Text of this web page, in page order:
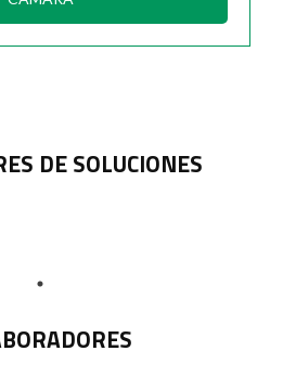
DE SOLUCIONES